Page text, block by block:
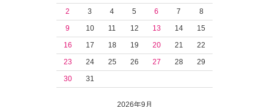
2
3 4 5 6 7
8
9
10 11 12 13 14
15
16
17 18 19 20 21
22
23
24 25 26 27 28
29
30
31
2026年9月